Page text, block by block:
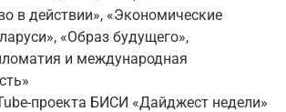
в действии», «Экономические
«Образ будущего»,
и международная
проекта БИСИ «Дайджест недели»